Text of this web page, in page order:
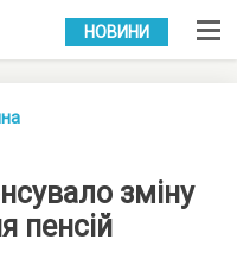
УКР РУС
НОВИНИ
зміну
пенсій